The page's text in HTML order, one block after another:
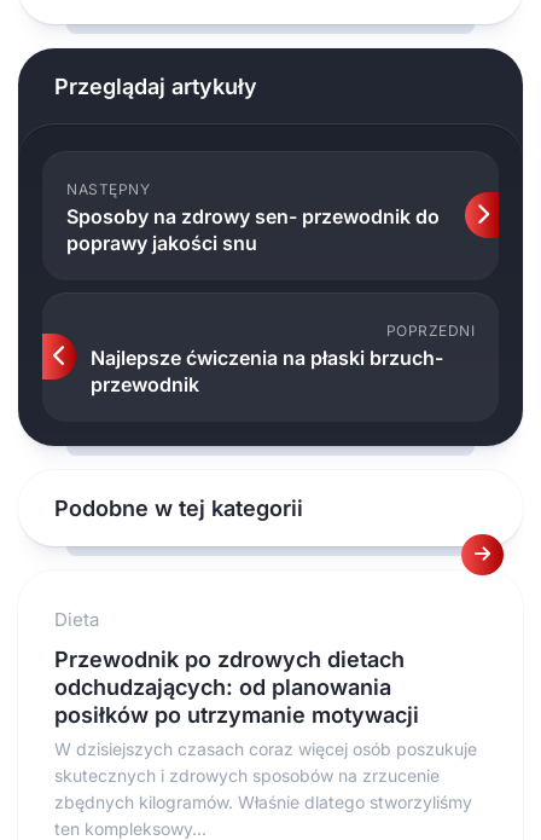
Przeglądaj artykuły
NASTĘPNY
Sposoby na zdrowy sen- przewodnik do
poprawy jakości snu
POPRZEDNI
Najlepsze ćwiczenia na płaski brzuch-
przewodnik
Podobne w tej kategorii
Dieta
Przewodnik po zdrowych dietach
odchudzających: od planowania
posiłków po utrzymanie motywacji
W dzisiejszych czasach coraz więcej osób poszukuje
skutecznych i zdrowych sposobów na zrzucenie
zbędnych kilogramów. Właśnie dlatego stworzyliśmy
ten kompleksowy...